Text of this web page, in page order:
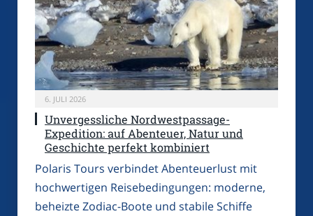
6. JULI 2026
Unvergessliche Nordwestpassage-
Expedition: auf Abenteuer, Natur und
Geschichte perfekt kombiniert
Polaris Tours verbindet Abenteuerlust mit
hochwertigen Reisebedingungen: moderne,
beheizte Zodiac-Boote und stabile Schiffe